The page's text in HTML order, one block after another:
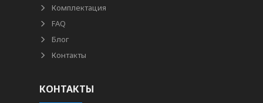
Комплектация
FAQ
Блог
Контакты
КОНТАКТЫ